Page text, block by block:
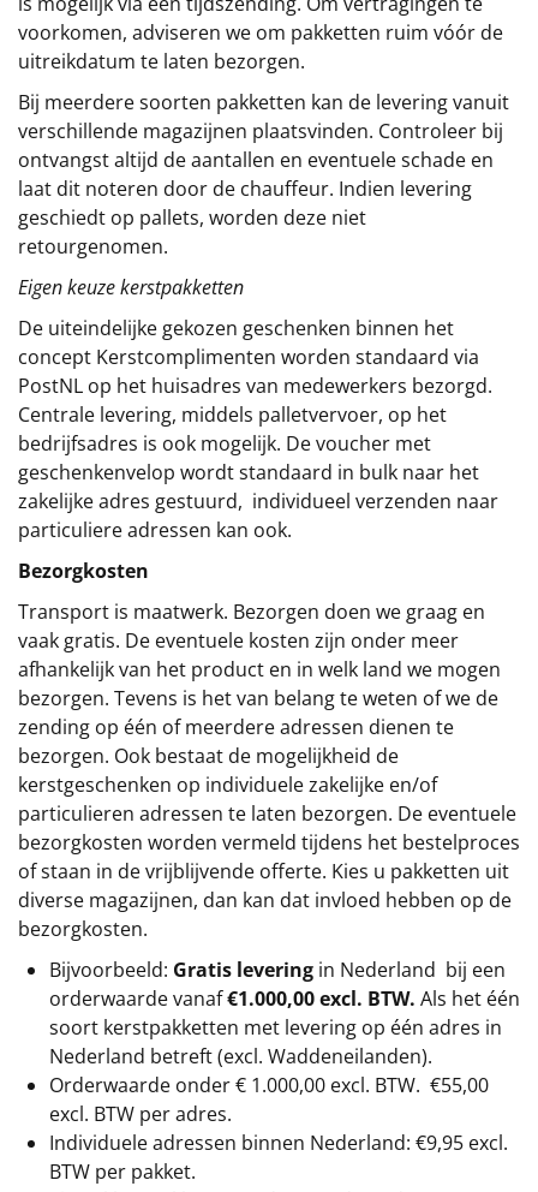
voorkomen, adviseren we om pakketten ruim vóór de
uitreikdatum te laten bezorgen.
Bij meerdere soorten pakketten kan de levering vanuit
verschillende magazijnen plaatsvinden. Controleer bij
ontvangst altijd de aantallen en eventuele schade en
laat dit noteren door de chauffeur. Indien levering
geschiedt op pallets, worden deze niet
retourgenomen.
Eigen keuze kerstpakketten
De uiteindelijke gekozen geschenken binnen het
concept Kerstcomplimenten worden standaard via
PostNL op het huisadres van medewerkers bezorgd.
Centrale levering, middels palletvervoer, op het
bedrijfsadres is ook mogelijk. De voucher met
geschenkenvelop wordt standaard in bulk naar het
zakelijke adres gestuurd, individueel verzenden naar
particuliere adressen kan ook.
Bezorgkosten
Transport is maatwerk. Bezorgen doen we graag en
vaak gratis. De eventuele kosten zijn onder meer
afhankelijk van het product en in welk land we mogen
bezorgen. Tevens is het van belang te weten of we de
zending op één of meerdere adressen dienen te
bezorgen. Ook bestaat de mogelijkheid de
kerstgeschenken op individuele zakelijke en/of
particulieren adressen te laten bezorgen. De eventuele
bezorgkosten worden vermeld tijdens het bestelproces
of staan in de vrijblijvende offerte. Kies u pakketten uit
diverse magazijnen, dan kan dat invloed hebben op de
bezorgkosten.
Bijvoorbeeld: Gratis levering in Nederland bij een
orderwaarde vanaf€1.000,00 excl. BTW. Als het één
soort kerstpakketten met levering op één adres in
Nederland betreft (excl. Waddeneilanden).
Orderwaarde onder € 1.000,00 excl. BTW. €55,00
excl. BTW per adres.
Individuele adressen binnen Nederland: €9,95 excl.
BTW per pakket.